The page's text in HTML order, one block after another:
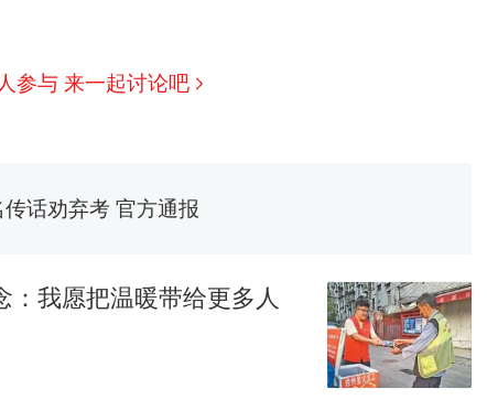
参与 来一起讨论吧
发现鸡枞菌窝，原地守1天等它长大：挖了140多
话劝弃考 官方通报
：我愿把温暖带给更多人